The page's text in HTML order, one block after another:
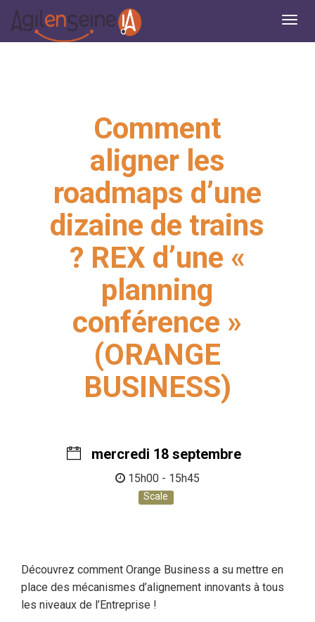
Comment
aligner les
roadmaps d’une
dizaine de trains
? REX d’une «
planning
conférence »
(ORANGE
BUSINESS)
mercredi 18 septembre
15h00 - 15h45
Scale
Découvrez comment Orange Business a su mettre en
place des mécanismes d’alignement innovants à tous
les niveaux de l’Entreprise !